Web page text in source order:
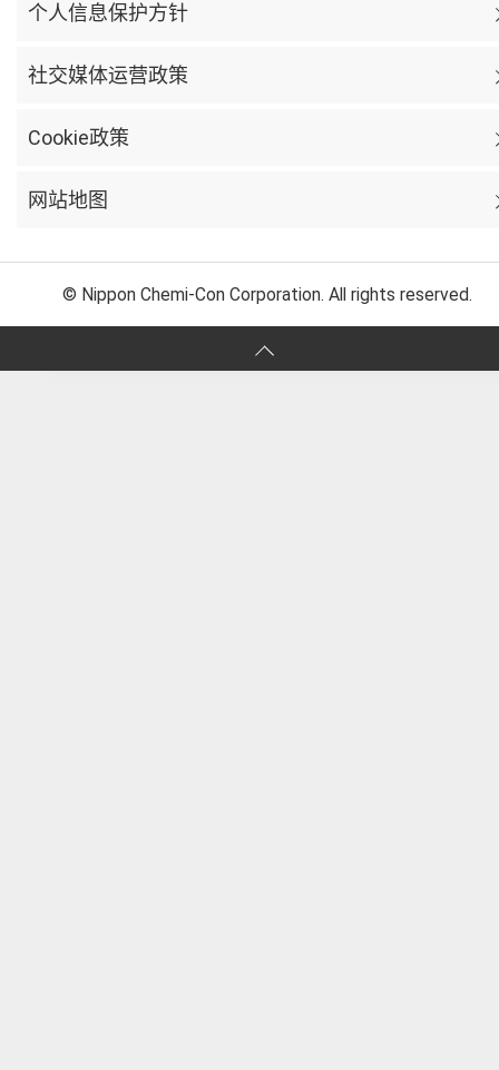
个人信息保护方针
社交媒体运营政策
Cookie政策
网站地图
© Nippon Chemi-Con Corporation. All rights reserved.